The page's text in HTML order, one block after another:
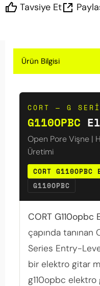
Tavsiye Et
Ürün Bilgisi
CORT — G
G110OPBC
Open Pore Vişne |
Üretimi
CORT G110OPBC
G110OPBC
CORT G110opbc
çapında tanınan
Series Entry-
bir elektro gitar
g110opbc